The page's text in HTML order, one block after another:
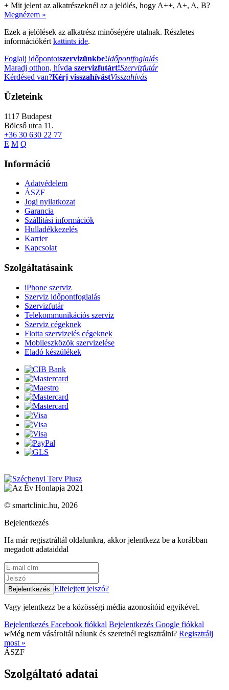
+ Mit jelent az alkatrészeknél az a jelölés, hogy A++, A+, A, B?
Megnézem »
Ezek a jelölések az alkatrész minőségére utalnak. Részletes
információkért kattints ide.
Foglalj időpontotszervizünkbe!Időpontfoglalás
Maradj otthon, hívda szervizfutárt!Szervizfutár
Kérdésed van?Kérj visszahívástVisszahívás
Üzleteink
1117 Budapest
Bölcső utca 11.
+36 30 630 22 77
E M Q
Információ
Adatvédelem
ÁSZF
Jogi nyilatkozat
Garancia
Szállítási információk
Hulladékkezelés
Karrier
Kapcsolat
Szolgáltatásaink
iPhone szerviz
Szerviz időpontfoglalás
Szervizfutár
Telekommunikációs szerviz
Szerviz cégeknek
Flotta szervizelés cégeknek
Mobileszközök szervizelése
Eladó készülékek
© smartclinic.hu, 2026
Bejelentkezés
Ha már regisztráltál oldalunkra, akkor jelentkezz be a korábban
megadott adataiddal
Elfelejtett jelszó?
Vagy jelentkezz be a közösségi média azonosítóid egyikével.
Bejelentkezés Facebook fiókkal Bejelentkezés Google fiókkal
wMég nem vásároltál nálunk és szeretnél regisztrálni? Regisztrálj
most »
ÁSZF
Szolgáltató adatai